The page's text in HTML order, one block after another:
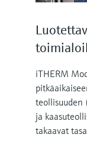
iTHERM
teollisuuden
ja
takaavat